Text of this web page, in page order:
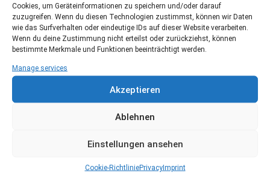
Cookies, um Geräteinformationen zu speichern und/oder darauf
zuzugreifen. Wenn du diesen Technologien zustimmst, können wir Daten
wie das Surfverhalten oder eindeutige IDs auf dieser Website verarbeiten.
Wenn du deine Zustimmung nicht erteilst oder zurückziehst, können
bestimmte Merkmale und Funktionen beeinträchtigt werden.
Manage services
Akzeptieren
Ablehnen
Einstellungen ansehen
Cookie-RichtliniePrivacyImprint
Assembly, transport and logistics international